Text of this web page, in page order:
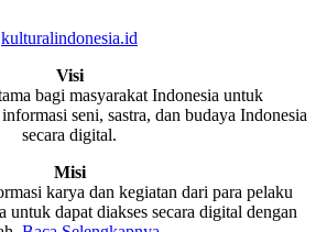
kulturalindonesia.id
Visi
bagi masyarakat Indonesia untuk
seni, sastra, dan budaya Indonesia
secara digital.
Misi
karya dan kegiatan dari para pelaku
untuk dapat diakses secara digital dengan